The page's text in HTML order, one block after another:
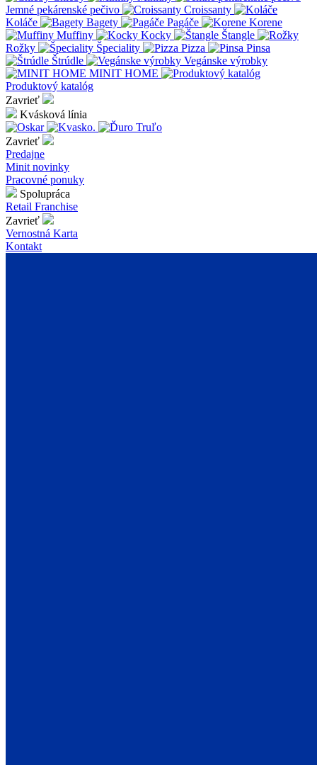
Jemné pekárenské pečivo
Croissanty
Koláče
Bagety Pagáče
Korene
Muffiny
Kocky
Štangle
Rožky
Špeciality Pizza
Pinsa
Štrúdle
Vegánske výrobky
MINIT HOME
Produktový katalóg
Zavrieť
Kvásková línia
Zavrieť
Predajne
Minit novinky
Pracovné ponuky
Spolupráca
Retail Franchise
Zavrieť
Vernostná Karta
Kontakt